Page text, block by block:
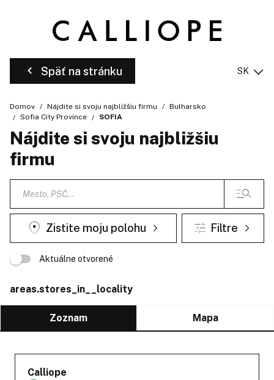
Späť na stránku SK
Domov Nájdite si svoju najbližšiu firmu
Bulharsko
Sofia City Province
SOFIA
Nájdite si svoju najbližšiu
firmu
Zistite moju polohu Filtre
Aktuálne otvorené
areas.stores_in__locality
Zoznam Mapa
Calliope